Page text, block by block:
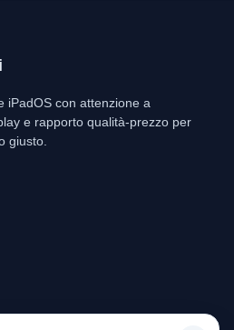
iPadOS con attenzione a
e rapporto qualità-prezzo per
giusto.